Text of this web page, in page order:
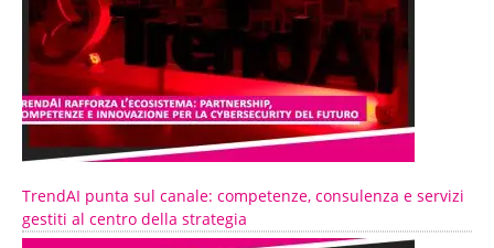
TrendAI punta sul canale: competenze, consulenza e servizi
gestiti al centro della strategia